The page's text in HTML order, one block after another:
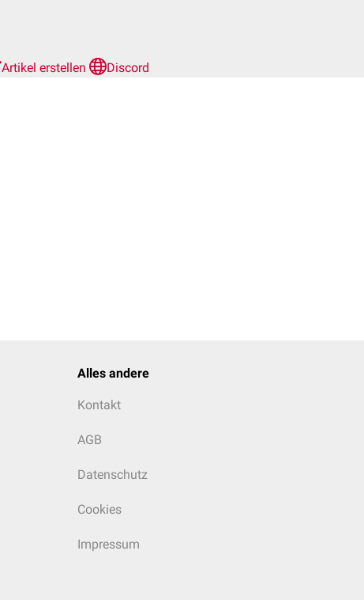
Artikel erstellen Discord
Alles andere
Kontakt
AGB
Datenschutz
Cookies
Impressum